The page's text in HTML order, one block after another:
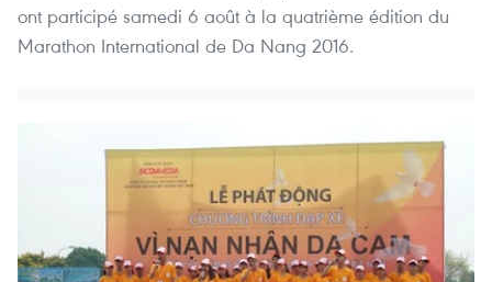
ont participé samedi 6 août à la quatrième édition du
Marathon International de Da Nang 2016.